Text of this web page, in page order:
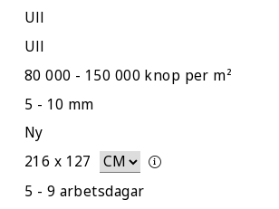
Ull
Ull
80 000 - 150 000 knop per m²
5 - 10 mm
Ny
216 x 127
5 - 9 arbetsdagar